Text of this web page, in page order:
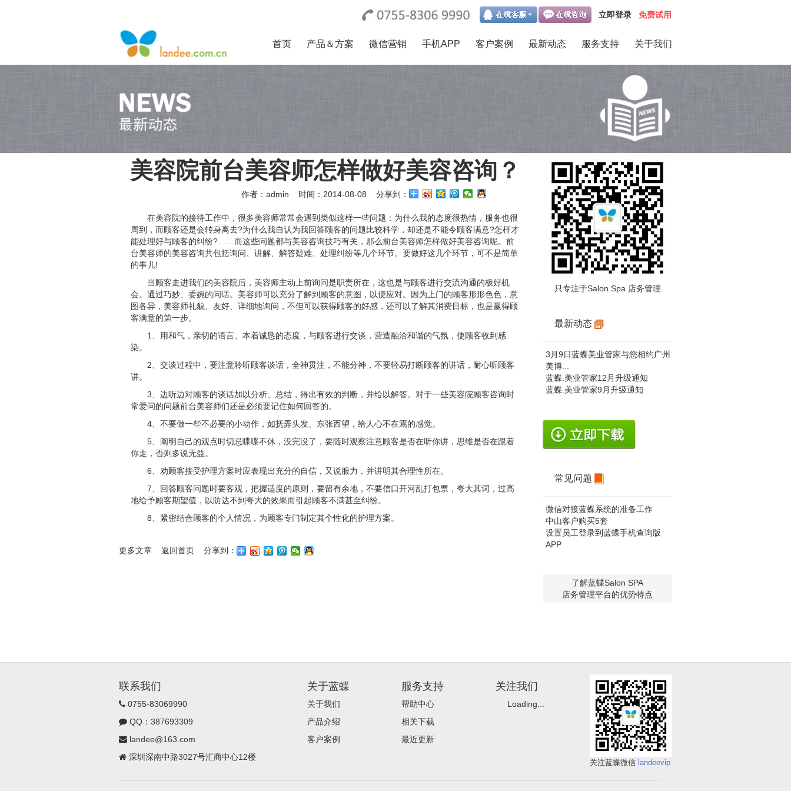
立即登录 免费试用
首页 产品＆方案 微信营销 手机APP 客户案例 最新动态 服务支持 关于我们
美容院前台美容师怎样做好美容咨询？
作者：admin 时间：2014-08-08 分享到：
在美容院的接待工作中，很多美容师常常会遇到类似这样一些问题：为什么我的态度很热情，服务也很
周到，而顾客还是会转身离去?为什么我自认为我回答顾客的问题比较科学，却还是不能令顾客满意?怎样才
能处理好与顾客的纠纷?……而这些问题都与美容咨询技巧有关，那么前台美容师怎样做好美容咨询呢。前
台美容师的美容咨询共包括询问、讲解、解答疑难、处理纠纷等几个环节。要做好这几个环节，可不是简单
的事儿!
当顾客走进我们的美容院后，美容师主动上前询问是职责所在，这也是与顾客进行交流沟通的极好机
会。通过巧妙、委婉的问话。美容师可以充分了解到顾客的意图，以便应对。因为上门的顾客形形色色，意
图各异，美容师礼貌、友好、详细地询问，不但可以获得顾客的好感，还可以了解其消费目标，也是赢得顾
客满意的第一步。
1、用和气，亲切的语言、本着诚恳的态度，与顾客进行交谈，营造融洽和谐的气氛，使顾客收到感
染。
2、交谈过程中，要注意聆听顾客谈话，全神贯注，不能分神，不要轻易打断顾客的讲话，耐心听顾客
讲。
3、边听边对顾客的谈话加以分析、总结，得出有效的判断，并给以解答。对于一些美容院顾客咨询时
常爱问的问题前台美容师们还是必须要记住如何回答的。
4、不要做一些不必要的小动作，如抚弄头发、东张西望，给人心不在焉的感觉。
5、阐明自己的观点时切忌喋喋不休，没完没了，要随时观察注意顾客是否在听你讲，思维是否在跟着
你走，否则多说无益。
6、劝顾客接受护理方案时应表现出充分的自信，又说服力，并讲明其合理性所在。
7、回答顾客问题时要客观，把握适度的原则，要留有余地，不要信口开河乱打包票，夸大其词，过高
地给予顾客期望值，以防达不到夸大的效果而引起顾客不满甚至纠纷。
8、紧密结合顾客的个人情况，为顾客专门制定其个性化的护理方案。
更多文章 返回首页 分享到：
只专注于Salon Spa 店务管理
最新动态
3月9日蓝蝶美业管家与您相约广州
美博...
蓝蝶.美业管家12月升级通知
蓝蝶.美业管家9月升级通知
常见问题
微信对接蓝蝶系统的准备工作
中山客户购买5套
设置员工登录到蓝蝶手机查询版
APP
了解蓝蝶Salon SPA
店务管理平台的优势特点
联系我们
0755-83069990
QQ：387693309
landee@163.com
深圳深南中路3027号汇商中心12楼
关于蓝蝶
关于我们
产品介绍
客户案例
服务支持
帮助中心
相关下载
最近更新
关注我们
Loading...
关注蓝蝶微信 landeevip